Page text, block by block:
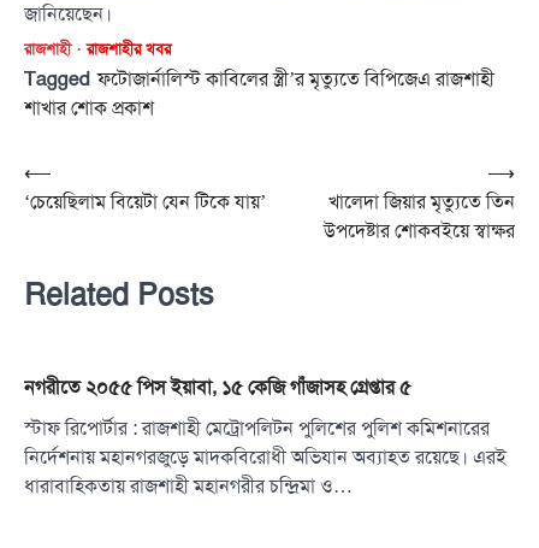
জানিয়েছেন।
রাজশাহী রাজশাহীর খবর
Taggedফটোজার্নালিস্ট কাবিলের স্ত্রী’র মৃত্যুতে বিপিজেএ রাজশাহী
শাখার শোক প্রকাশ
Post
navigation
⟵
‘চেয়েছিলাম বিয়েটা যেন টিকে যায়’
খালেদা জিয়ার মৃত্যুতে তিন
উপদেষ্টার শোকবইয়ে স্বাক্ষর
⟶
Related Posts
নগরীতে ২০৫৫ পিস ইয়াবা, ১৫ কেজি গাঁজাসহ গ্রেপ্তার ৫
স্টাফ রিপোর্টার : রাজশাহী মেট্রোপলিটন পুলিশের পুলিশ কমিশনারের
নির্দেশনায় মহানগরজুড়ে মাদকবিরোধী অভিযান অব্যাহত রয়েছে। এরই
ধারাবাহিকতায় রাজশাহী মহানগরীর চন্দ্রিমা ও…